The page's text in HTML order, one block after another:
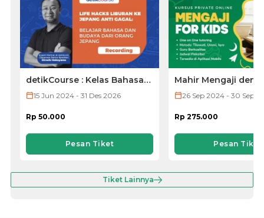
detikCourse : Kelas Bahasa
Jepang (VOD ONLY)
15 Jun 2024 - 31 Des 2026
Rp 50.000
Pesan Tiket
Mahir Mengaji
untuk Anak Anda
Tilawati, dan Ummi
26 Sep 2024 - 30 Sep
Rp 275.000
Pesan Tiket
Tiket Lainnya